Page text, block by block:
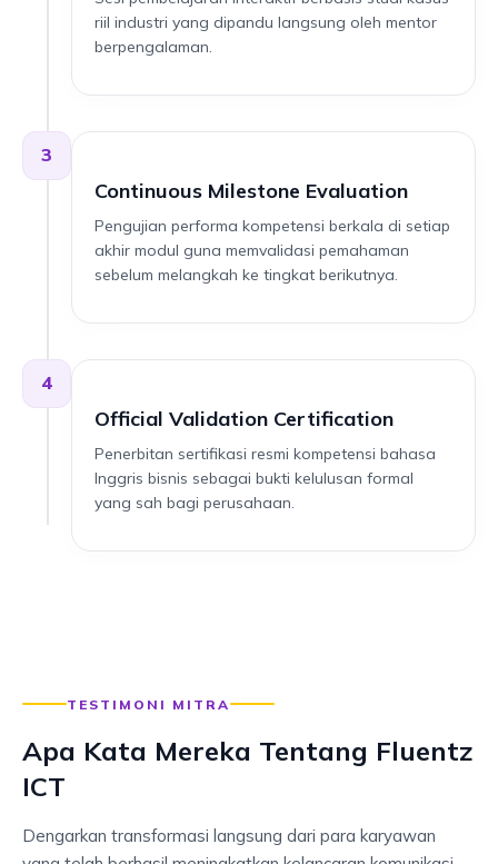
riil industri yang dipandu langsung oleh mentor
berpengalaman.
3
Continuous Milestone Evaluation
Pengujian performa kompetensi berkala di setiap
akhir modul guna memvalidasi pemahaman
sebelum melangkah ke tingkat berikutnya.
4
Official Validation Certification
Penerbitan sertifikasi resmi kompetensi bahasa
Inggris bisnis sebagai bukti kelulusan formal
yang sah bagi perusahaan.
TESTIMONI MITRA
Apa Kata Mereka Tentang Fluentz
ICT
Dengarkan transformasi langsung dari para karyawan